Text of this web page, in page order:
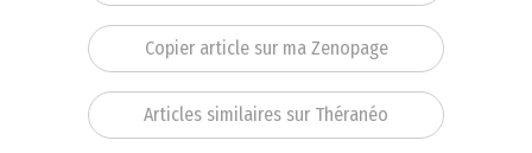
Copier article sur ma Zenopage
Articles similaires sur Théranéo